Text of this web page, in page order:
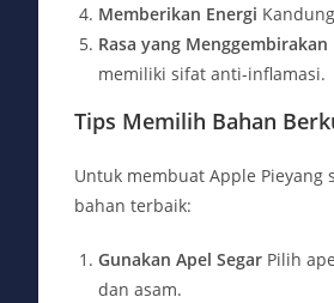
Memberikan Energi
Rasa yang Menggembirakan
memiliki sifat anti-inflamasi.
Tips Memilih Bahan
Untuk membuat Apple
bahan terbaik:
Gunakan Apel Segar Pilih
dan asam.